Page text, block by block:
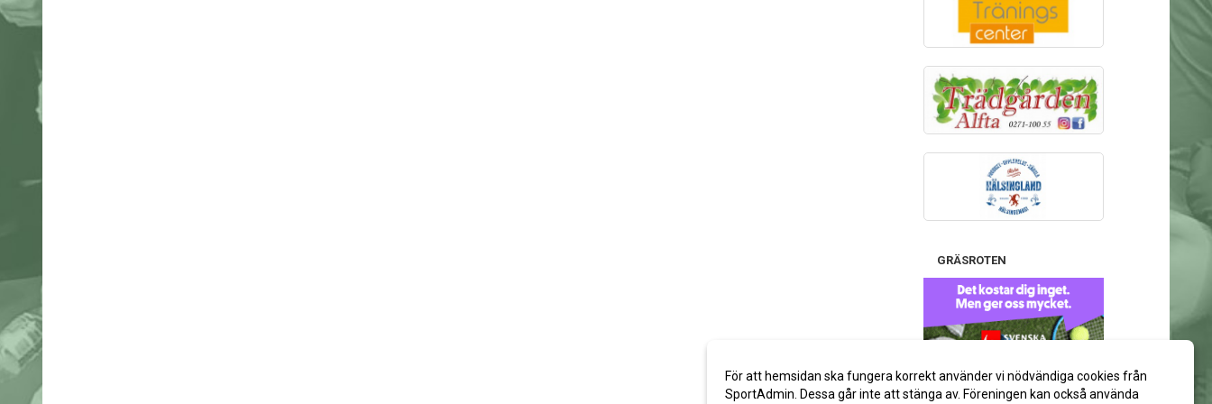
GRÄSROTEN
Stötta gärna Alfta GIF Handboll
via ditt spelkort på Svenska Spel:
För att hemsidan ska fungera korrekt använder vi nödvändiga cookies från
SportAdmin. Dessa går inte att stänga av. Föreningen kan också använda